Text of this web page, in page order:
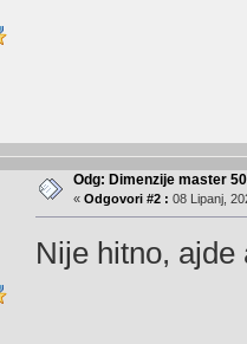
Odg: Dimenzije master
« Odgovori #2 : 08 Lipanj,
Nije hitno,